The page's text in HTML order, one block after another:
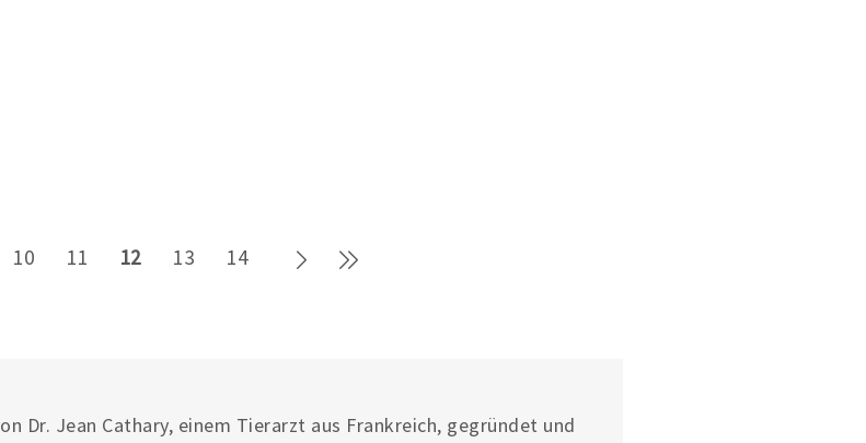
10 11 12 13 14 WeiterLetzte Seite
Dr. Jean Cathary, einem Tierarzt aus Frankreich, gegründet und